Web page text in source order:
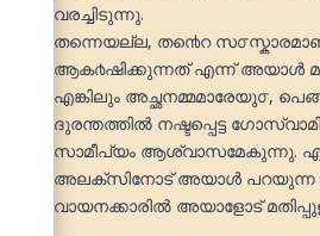
വരച്ചിടുന്നു.
തന്നെയല്ല, ത൯െറ
ആക൪ഷിക്കുന്നത് എന്ന് അയാൾ
എങ്കിലും അച്ഛനമ്മമാരേയു൦,
ദുരന്തത്തിൽ നഷ്ടപ്പെട്ട
സാമീപ്യം ആശ്വാസമേകുന്നു.
അലക്സിനോട് അയാൾ പറയുന്ന
വായനക്കാരിൽ അയാളോട്